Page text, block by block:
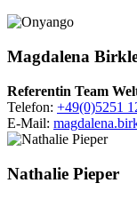
Magdalena
Referentin Team
Telefon: +49(0)5251
E-Mail:
Nathalie Pieper